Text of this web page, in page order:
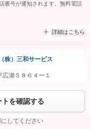
番号が通知されます。無料電話
詳細はこちら
てから「許可する」ボタンを押
い合わせを
株）三和サービス
瀬５８６４ー１
を確認する
してください